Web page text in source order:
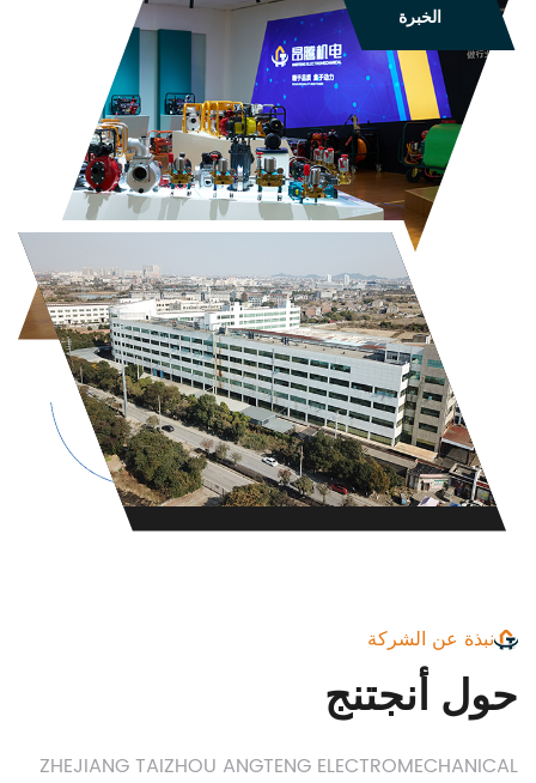
الخبرة
نبذة عن الشركة
حول أنجتنج
ZHEJIANG TAIZHOU ANGTENG ELECTROMECHANICAL